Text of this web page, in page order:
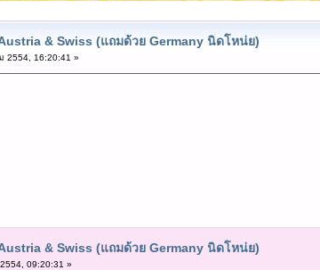
& Swiss (แถมด้วย Germany นิดโหน่ย)
16:20:41 »
& Swiss (แถมด้วย Germany นิดโหน่ย)
09:20:31 »